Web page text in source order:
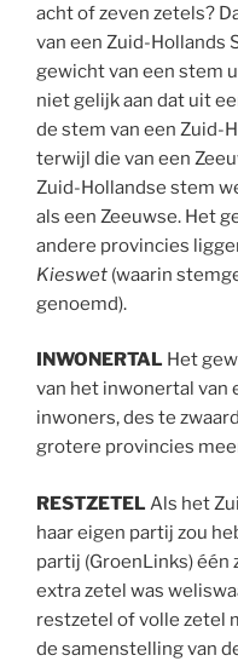
acht of zeven zetels?
van een Zuid-Hollands
gewicht van een stem
niet gelijk aan dat uit
de stem van een Zuid-
terwijl die van een
Zuid-Hollandse stem
als een Zeeuwse. Het
andere provincies
Kieswet (waarin
genoemd).
INWONERTAL Het
van het inwonertal van
inwoners, des te
grotere provincies
RESTZETEL Als het
haar eigen partij zou
partij (GroenLinks) één
extra zetel was
restzetel of volle zetel
de samenstelling van